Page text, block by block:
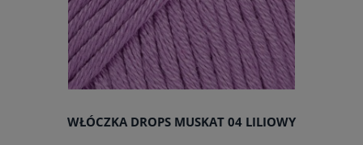
WŁÓCZKA DROPS MUSKAT 04 LILIOWY